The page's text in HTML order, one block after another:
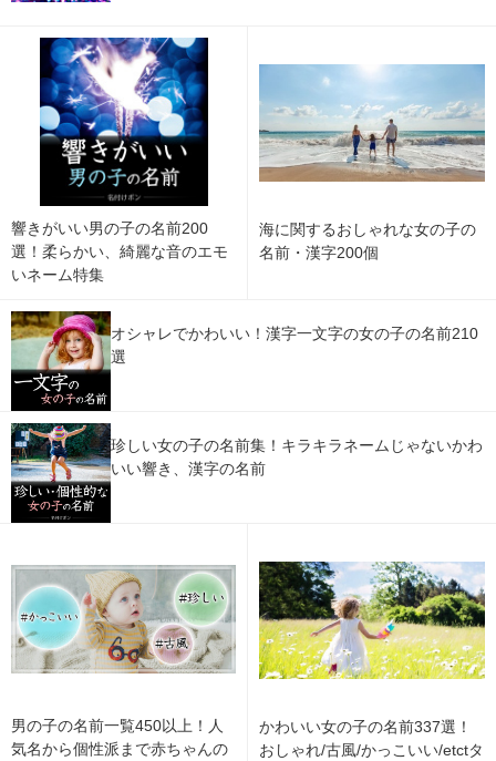
響きがいい男の子の名前200
選！柔らかい、綺麗な音のエモ
いネーム特集
海に関するおしゃれな女の子の
名前・漢字200個
オシャレでかわいい！漢字一文字の女の子の名前210
選
珍しい女の子の名前集！キラキラネームじゃないかわ
いい響き、漢字の名前
男の子の名前一覧450以上！人
気名から個性派まで赤ちゃんの
かわいい女の子の名前337選！
おしゃれ/古風/かっこいい/etctタ